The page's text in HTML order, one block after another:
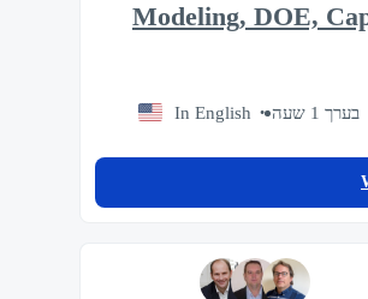
Modeling, DOE,
בערך 1 שעה In English